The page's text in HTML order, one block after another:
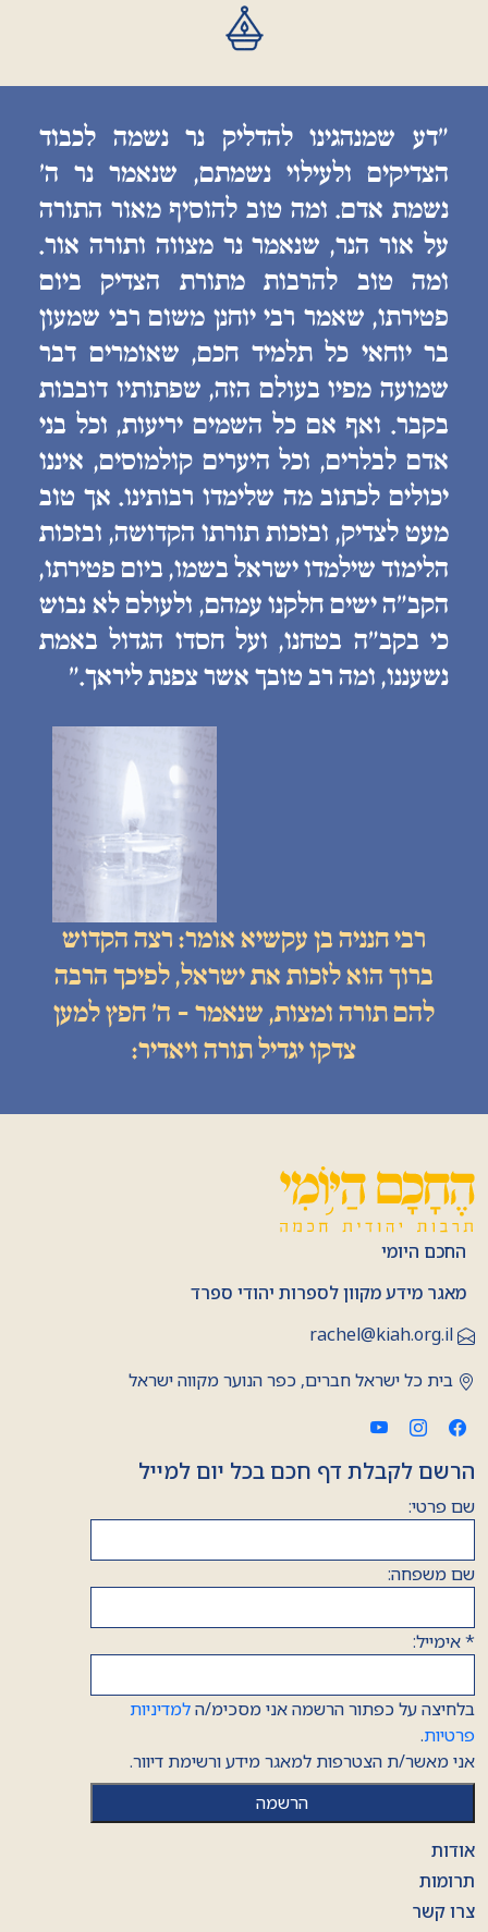
״דע שמנהגינו להדליק נר נשמה לכבוד
הצדיקים ולעילוי נשמתם, שנאמר נר ה׳
נשמת אדם. ומה טוב להוסיף מאור התורה
על אור הנר, שנאמר נר מצווה ותורה אור.
ומה טוב להרבות מתורת הצדיק ביום
פטירתו, שאמר רבי יוחנן משום רבי שמעון
בר יוחאי כל תלמיד חכם, שאומרים דבר
שמועה מפיו בעולם הזה, שפתותיו דובבות
בקבר. ואף אם כל השמים יריעות, וכל בני
אדם לבלרים, וכל היערים קולמוסים, איננו
יכולים לכתוב מה שלימדו רבותינו. אך טוב
מעט לצדיק, ובזכות תורתו הקדושה, ובזכות
הלימוד שילמדו ישראל בשמו, ביום פטירתו,
הקב״ה ישים חלקנו עמהם, ולעולם לא נבוש
כי בקב״ה בטחנו, ועל חסדו הגדול באמת
נשעננו, ומה רב טובך אשר צפנת ליראך.״
רבי חנניה בן עקשיא אומר: רצה הקדוש
ברוך הוא לזכות את ישראל, לפיכך הרבה
להם תורה ומצות, שנאמר - ה׳ חפץ למען
צדקו יגדיל תורה ויאדיר:
החכם היומי
מאגר מידע מקוון לספרות יהודי ספרד
rachel@kiah.org.il
בית כל ישראל חברים, כפר הנוער מקווה ישראל
הרשם לקבלת דף חכם בכל יום למייל
שם פרטי:
שם משפחה:
*אימייל:
בלחיצה על כפתור הרשמה אני מסכימ/הלמדיניות
פרטיות.
אני מאשר/ת הצטרפות למאגר מידע ורשימת דיוור.
אודות
תרומות
צרו קשר